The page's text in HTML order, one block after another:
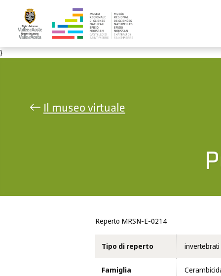
}
Il museo virtuale
Reperto MRSN-E-0214
Tipo di reperto invertebrati
Famiglia